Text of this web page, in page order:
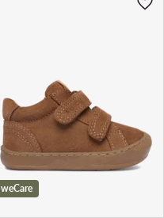
weCare